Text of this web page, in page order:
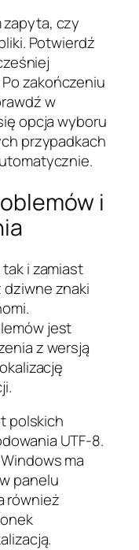
zapyta, czy
Potwierdź
zakończeniu
w
opcja wyboru
przypadkach
i
i zamiast
znaki
jest
z wersją
polskich
UTF-8.
ma
panelu
również